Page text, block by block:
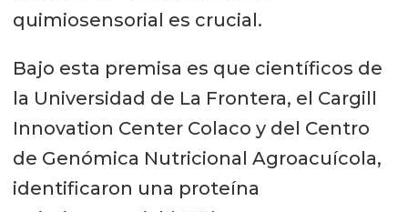
quimiosensorial es crucial.
Bajo esta premisa es que científicos de
la Universidad de La Frontera, el Cargill
Innovation Center Colaco y del Centro
de Genómica Nutricional Agroacuícola,
identificaron una proteína